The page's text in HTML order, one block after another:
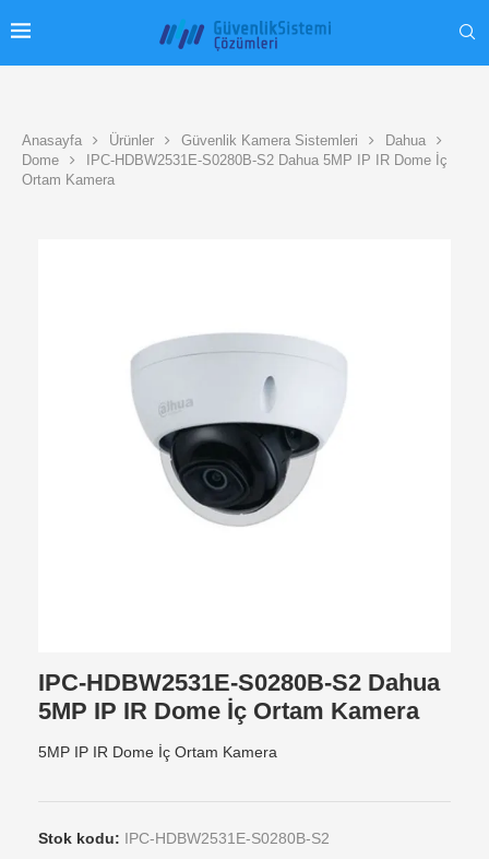
Anasayfa Ürünler Güvenlik Kamera Sistemleri
Dahua
Dome
IPC-HDBW2531E-S0280B-S2 Dahua 5MP IP IR Dome İç
Ortam Kamera
IPC-HDBW2531E-S0280B-S2 Dahua
5MP IP IR Dome İç Ortam Kamera
5MP IP IR Dome İç Ortam Kamera
Stok kodu: IPC-HDBW2531E-S0280B-S2